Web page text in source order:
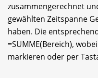
zusammengerechnet
gewählten Zeitspanne
haben. Die
=SUMME(Bereich),
markieren oder per